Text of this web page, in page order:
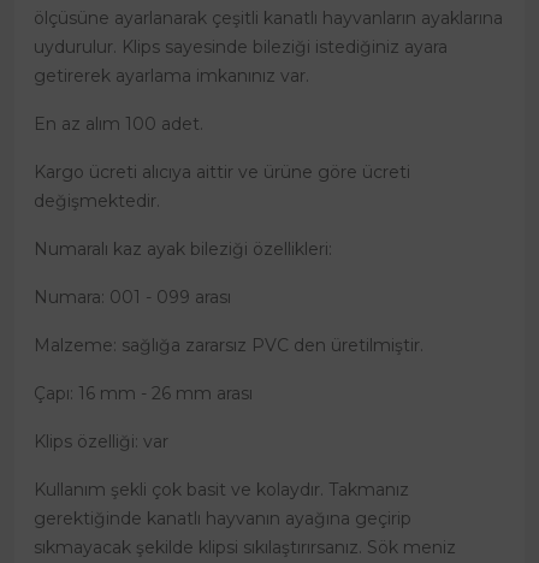
ölçüsüne ayarlanarak çeşitli kanatlı hayvanların ayaklarına
uydurulur. Klips sayesinde bileziği istediğiniz ayara
getirerek ayarlama imkanınız var.
En az alım 100 adet.
Kargo ücreti alıcıya aittir ve ürüne göre ücreti
değişmektedir.
Numaralı kaz ayak bileziği özellikleri:
Numara: 001 - 099 arası
Malzeme: sağlığa zararsız PVC den üretilmiştir.
Çapı: 16 mm - 26 mm arası
Klips özelliği: var
Kullanım şekli çok basit ve kolaydır. Takmanız
gerektiğinde kanatlı hayvanın ayağına geçirip
sıkmayacak şekilde klipsi sıkılaştırırsanız. Sök meniz